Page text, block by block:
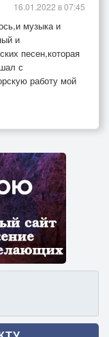
музыка и
и
песен,которая
с
работу мой
16.01.2022 в 07:45